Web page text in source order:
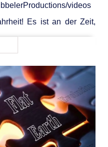
videos
Es ist an der Zeit,